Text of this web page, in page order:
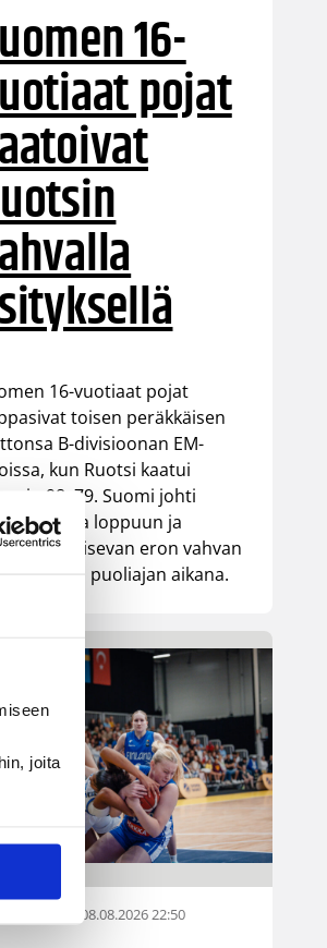
joita
16-
pojat
16-vuotiaat pojat
toisen peräkkäisen
B-divisioonan EM-
kun Ruotsi kaatui
98–79. Suomi johti
alusta loppuun ja
ratkaisevan eron vahvan
puoliajan aikana.
08.08.2026 22:50